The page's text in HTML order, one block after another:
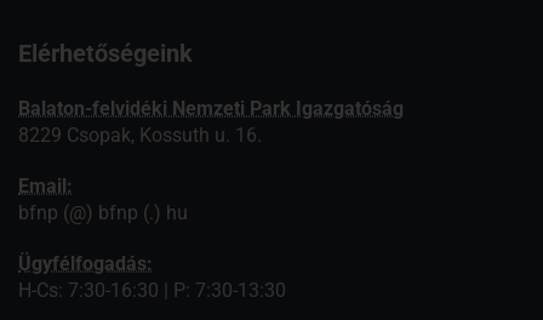
Elérhetőségeink
Balaton-felvidéki Nemzeti Park Igazgatóság
8229 Csopak, Kossuth u. 16.
Email:
bfnp (@) bfnp (.) hu
Ügyfélfogadás:
H-Cs: 7:30-16:30 | P: 7:30-13:30